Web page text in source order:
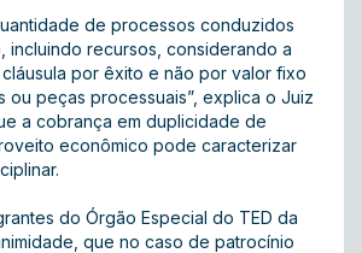
de processos conduzidos
incluindo recursos, considerando a
por êxito e não por valor fixo
ou peças processuais”, explica o Juiz
a cobrança em duplicidade de
econômico pode caracterizar
do Órgão Especial do TED da
que no caso de patrocínio